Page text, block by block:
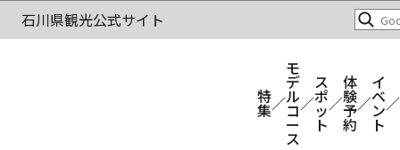
特
集
モ
デ
ル
コ
ー
ス
ス
ポ
ッ
ト
体
験
予
約
イ
ベ
ン
ト